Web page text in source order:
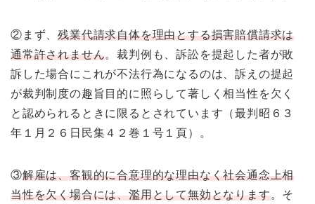
②まず、残業代請求自体を理由とする損害賠償請求は
通常許されません。裁判例も、訴訟を提起した者が敗
訴した場合にこれが不法行為になるのは、訴えの提起
が裁判制度の趣旨目的に照らして著しく相当性を欠く
と認められるときに限るとされています（最判昭６３
年１月２６日民集４２巻１号１頁）。
③解雇は、客観的に合意理的な理由なく社会通念上相
当性を欠く場合には、濫用として無効となります。そ